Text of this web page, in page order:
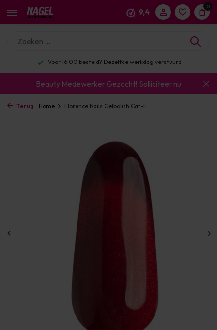
9,4
0
Voor 16:00 besteld? Dezelfde werkdag verstuurd
Beauty Medewerker Gezocht! Solliciteer nu
Terug Home Florence Nails Gelpolish Cat-E...